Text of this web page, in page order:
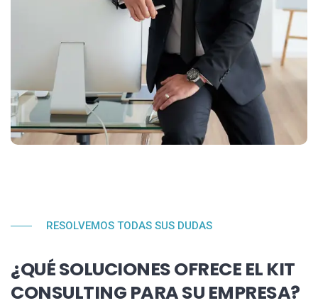
RESOLVEMOS TODAS SUS DUDAS
¿QUÉ SOLUCIONES OFRECE EL KIT
CONSULTING PARA SU EMPRESA?